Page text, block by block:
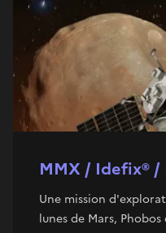
MMX / Idefix® /
Une mission
lunes de Mars,